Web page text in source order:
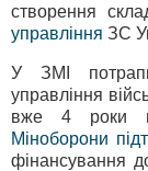
створення
управління ЗС
У ЗМІ
управління
вже 4 роки
Міноборони
фінансування